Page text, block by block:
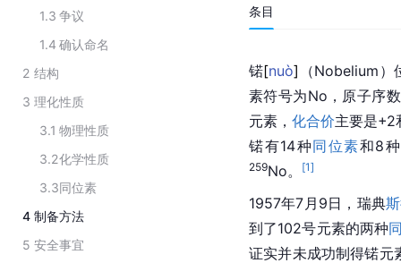
1.3 争议
1.4 确认命名
2 结构
3 理化性质
3.1 物理性质
3.2化学性质
3.3同位素
4 制备方法
5 安全事宜
条目
锘[nuò] （Nobelium）
素符号为No，原子序
元素， 化合价主要是+2
锘有14种同位素和8
259No。 [1]
1957年7月9日，瑞典
到了102号元素的两种
证实并未成功制得锘元